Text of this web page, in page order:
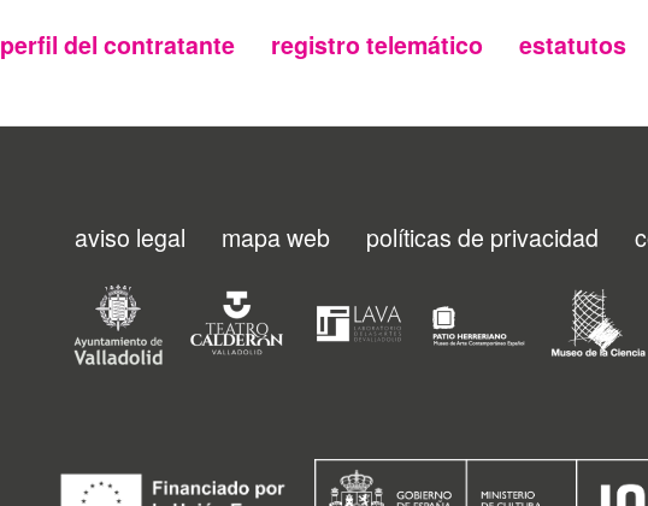
perfil del contratante registro telemático estatutos
Menu
footer
aviso legal mapa web políticas de privacidad